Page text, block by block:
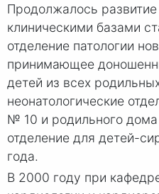
Продолжалось развитие
клиническими базами
отделение патологии
принимающее
детей из всех
неонатологические
№ 10 и родильного
отделение для детей-
года.
В 2000 году при